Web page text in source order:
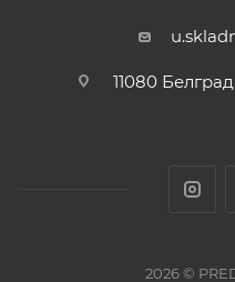
11080
2026 ©